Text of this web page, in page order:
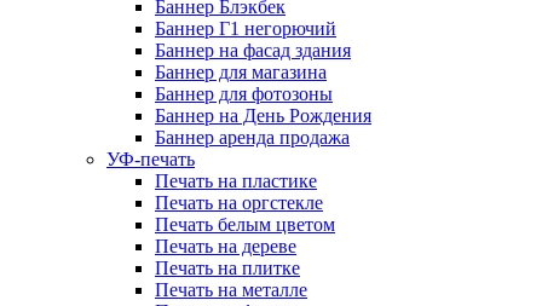
Баннер Блэкбек
Баннер Г1 негорючий
Баннер на фасад здания
Баннер для магазина
Баннер для фотозоны
Баннер на День Рождения
Баннер аренда продажа
УФ-печать
Печать на пластике
Печать на оргстекле
Печать белым цветом
Печать на дереве
Печать на плитке
Печать на металле